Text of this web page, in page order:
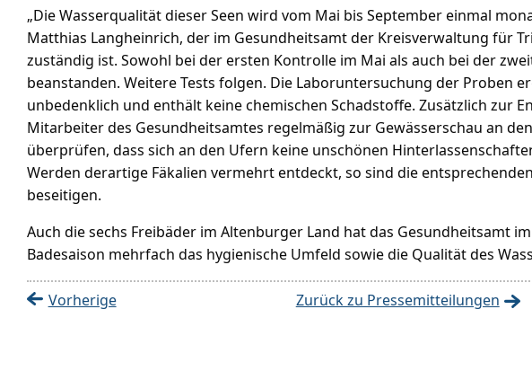
„Die Wasserqualität dieser Seen wird vom Mai bis September einmal
Matthias Langheinrich, der im Gesundheitsamt der Kreisverwaltung für
zuständig ist. Sowohl bei der ersten Kontrolle im Mai als auch bei der
beanstanden. Weitere Tests folgen. Die Laboruntersuchung der Proben
unbedenklich und enthält keine chemischen Schadstoffe. Zusätzlich zur
Mitarbeiter des Gesundheitsamtes regelmäßig zur Gewässerschau an
überprüfen, dass sich an den Ufern keine unschönen
Werden derartige Fäkalien vermehrt entdeckt, so sind die
beseitigen.
Auch die sechs Freibäder im Altenburger Land hat das Gesundheitsamt
Badesaison mehrfach das hygienische Umfeld sowie die Qualität des
Vorherige Zurück zu Pressemitteilungen